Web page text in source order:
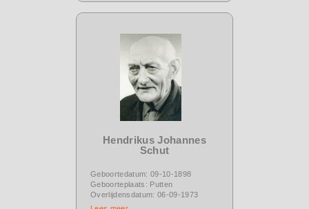
Hendrikus Johannes
Schut
Geboortedatum: 09-10-1898
Geboorteplaats: Putten
Overlijdensdatum: 06-09-1973